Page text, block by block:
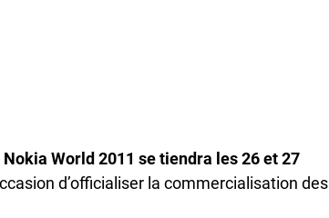
World 2011 se tiendra les 26 et 27
d’officialiser la commercialisation des